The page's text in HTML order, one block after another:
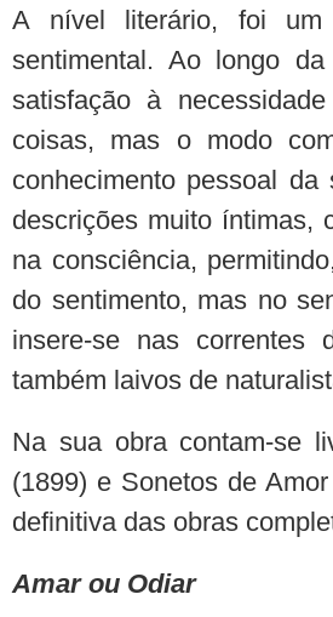
A nível literário, foi um
sentimental. Ao longo
satisfação à
coisas, mas o modo
conhecimento pessoal
descrições muito íntimas,
na consciência,
do sentimento, mas no
insere-se nas correntes
também laivos de
Na sua obra contam-se
(1899) e Sonetos de
definitiva das obras
Amar ou Odiar